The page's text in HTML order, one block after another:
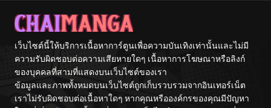
เว็บไซต์นี้ให้บริการเนื้อหาการ์ตูนเพื่อความบันเทิงเท่านั้นและไม่มี
ความรับผิดชอบต่อความเสียหายใดๆ เนื้อหาการโฆษณาหรือลิงก์
ของบุคคลที่สามที่แสดงบนเว็บไซต์ของเรา
ข้อมูลและภาพทั้งหมดบนเว็บไซต์ถูกเก็บรวบรวมจากอินเทอร์เน็ต
เราไม่รับผิดชอบต่อเนื้อหาใดๆ หากคุณหรือองค์กรของคุณมีปัญหา